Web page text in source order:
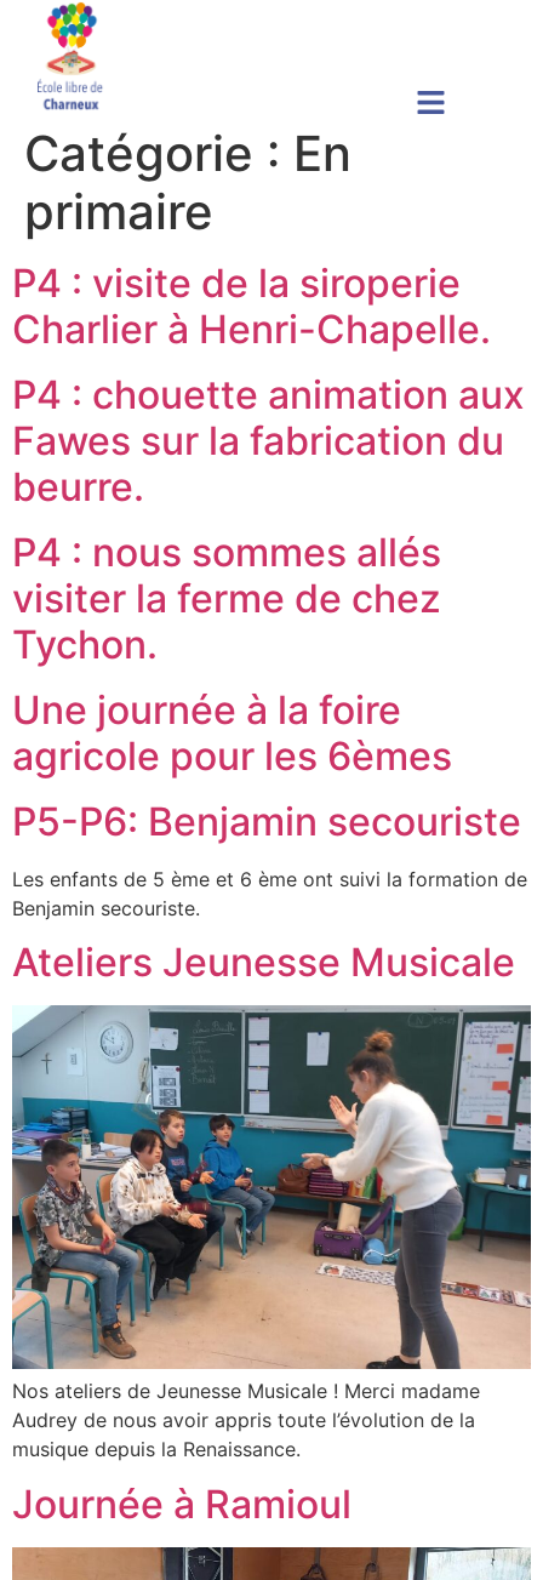
Catégorie : En
primaire
P4 : visite de la siroperie
Charlier à Henri-Chapelle.
P4 : chouette animation aux
Fawes sur la fabrication du
beurre.
P4 : nous sommes allés
visiter la ferme de chez
Tychon.
Une journée à la foire
agricole pour les 6èmes
P5-P6: Benjamin secouriste
Les enfants de 5 ème et 6 ème ont suivi la formation de
Benjamin secouriste.
Ateliers Jeunesse Musicale
Nos ateliers de Jeunesse Musicale ! Merci madame
Audrey de nous avoir appris toute l’évolution de la
musique depuis la Renaissance.
Journée à Ramioul